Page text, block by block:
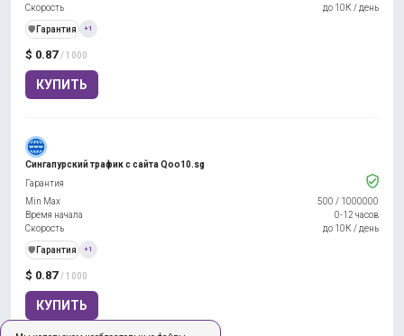
$ 0.87 / 1000
КУПИТЬ
Скорость
до 10К / день
️🛡️ Гарантия +1
Сингапурский трафик с сайта Qoo10.sg
$ 0.87 / 1000
КУПИТЬ
Гарантия
Min Max
500 / 1000000
Время начала
0-12 часов
Скорость
до 10К / день
️🛡️ Гарантия +1